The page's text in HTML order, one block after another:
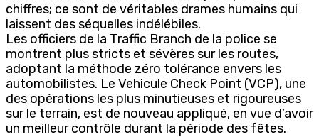
chiffres; ce sont de véritables drames humains qui
laissent des séquelles indélébiles.
Les officiers de la Traffic Branch de la police se
montrent plus stricts et sévères sur les routes,
adoptant la méthode zéro tolérance envers les
automobilistes. Le Vehicule Check Point (VCP), une
des opérations les plus minutieuses et rigoureuses
sur le terrain, est de nouveau appliqué, en vue d’avoir
un meilleur contrôle durant la période des fêtes.